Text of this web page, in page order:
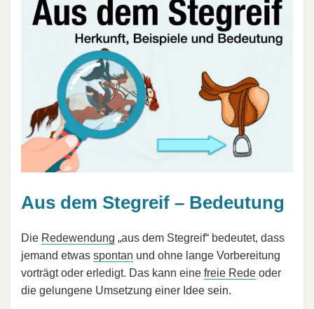
Aus dem Stegreif – Bedeutung
Die Redewendung „aus dem Stegreif“ bedeutet, dass
jemand etwas spontan und ohne lange Vorbereitung
vorträgt oder erledigt. Das kann eine freie Rede oder
die gelungene Umsetzung einer Idee sein.